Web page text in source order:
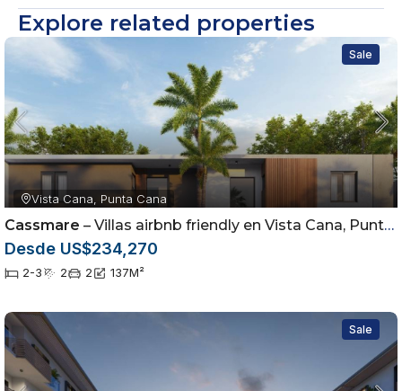
Explore related properties
Sale
Vista Cana, Punta Cana
Cassmare – Villas airbnb friendly en Vista Cana, Punta Cana
Desde US$234,270
2-3 2 2 137M²
Sale